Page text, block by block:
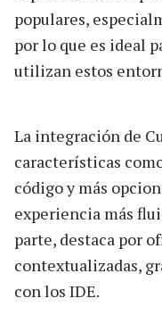
populares,
por lo que es ideal
utilizan estos
La integración de
características
código y más
experiencia más
parte, destaca por
contextualizadas,
con los IDE.